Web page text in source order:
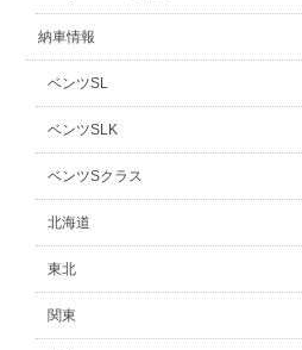
納車情報
ベンツSL
ベンツSLK
ベンツSクラス
北海道
東北
関東